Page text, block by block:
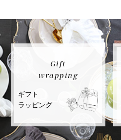
Gift
wrapping
ギフト
ラッピング